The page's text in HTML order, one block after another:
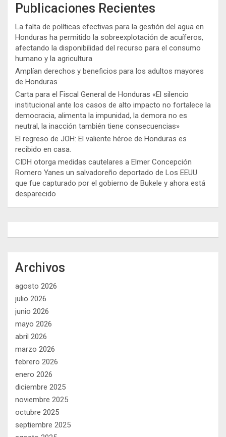
Publicaciones Recientes
La falta de políticas efectivas para la gestión del agua en
Honduras ha permitido la sobreexplotación de acuíferos,
afectando la disponibilidad del recurso para el consumo
humano y la agricultura
Amplían derechos y beneficios para los adultos mayores
de Honduras
Carta para el Fiscal General de Honduras «El silencio
institucional ante los casos de alto impacto no fortalece la
democracia, alimenta la impunidad, la demora no es
neutral, la inacción también tiene consecuencias»
El regreso de JOH: El valiente héroe de Honduras es
recibido en casa.
CIDH otorga medidas cautelares a Elmer Concepción
Romero Yanes un salvadoreño deportado de Los EEUU
que fue capturado por el gobierno de Bukele y ahora está
desparecido
Archivos
agosto 2026
julio 2026
junio 2026
mayo 2026
abril 2026
marzo 2026
febrero 2026
enero 2026
diciembre 2025
noviembre 2025
octubre 2025
septiembre 2025